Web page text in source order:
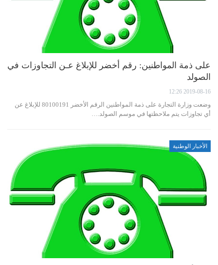
على ذمة المواطنين: رقم أخضر للإبلاغ عـن التجاوزات في
الصولد
2019-08-16 12:26
وضعت وزارة التجارة على ذمة المواطنين الرقم الأخضر 80100191 للإبلاغ عن
أي تجاوزات يتم ملاحظتها في موسم الصولد.…
الأخبار الوطنية